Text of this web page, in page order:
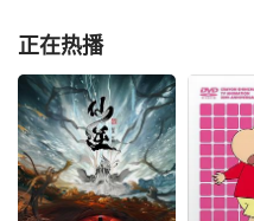
正在热播